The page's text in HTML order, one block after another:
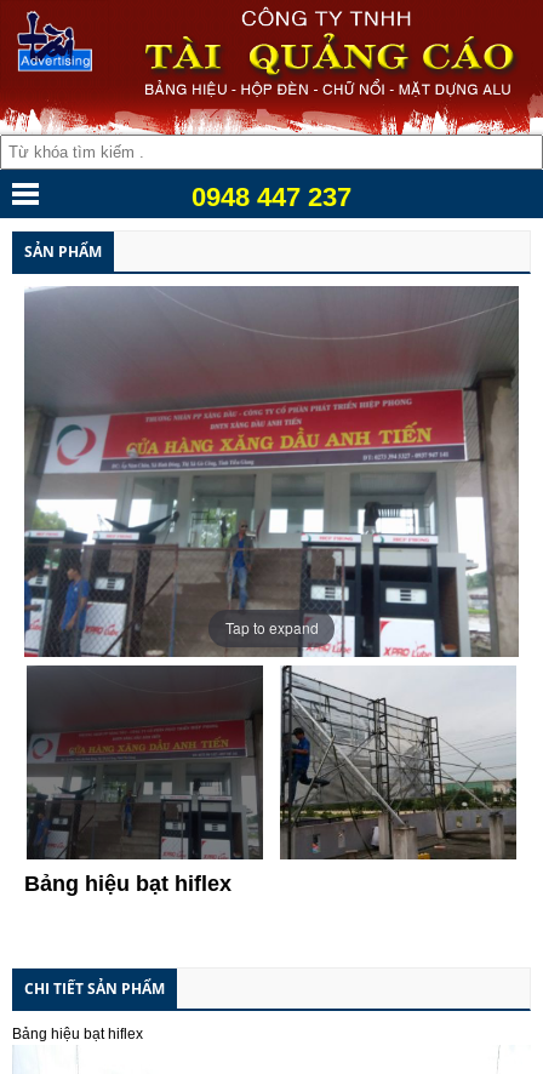
0948 447 237
SẢN PHẨM
Tap to expand
Bảng hiệu bạt hiflex
CHI TIẾT SẢN PHẨM
Bảng hiệu bạt hiflex